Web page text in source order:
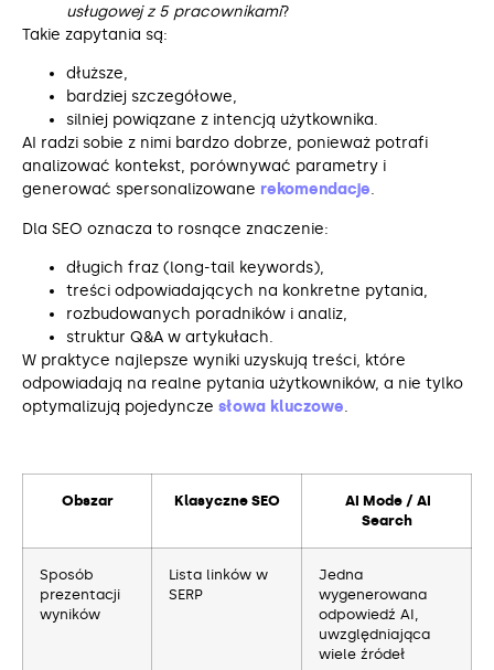
usługowej z 5 pracownikami?
Takie zapytania są:
dłuższe,
bardziej szczegółowe,
silniej powiązane z intencją użytkownika.
AI radzi sobie z nimi bardzo dobrze, ponieważ potrafi
analizować kontekst, porównywać parametry i
generować spersonalizowane rekomendacje.
Dla SEO oznacza to rosnące znaczenie:
długich fraz (long-tail keywords),
treści odpowiadających na konkretne pytania,
rozbudowanych poradników i analiz,
struktur Q&A w artykułach.
W praktyce najlepsze wyniki uzyskują treści, które
odpowiadają na realne pytania użytkowników, a nie tylko
optymalizują pojedyncze słowa kluczowe.
Obszar Klasyczne SEO
AI Mode / AI
Search
Sposób
prezentacji
wyników
Lista linków w
SERP
Jedna
wygenerowana
odpowiedź AI,
uwzględniająca
wiele źródeł